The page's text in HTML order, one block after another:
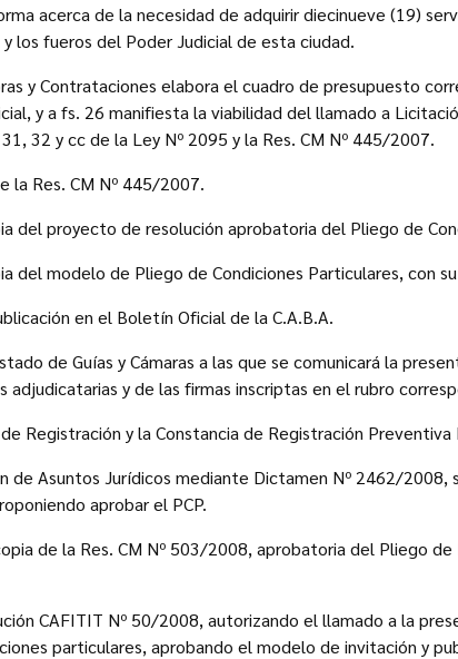
acerca de la necesidad de adquirir diecinueve (19)
los fueros del Poder Judicial de esta ciudad.
y Contrataciones elabora el cuadro de presupuesto
y a fs. 26 manifiesta la viabilidad del llamado a
32 y cc de la Ley Nº 2095 y la Res. CM Nº 445/2007.
la Res. CM Nº 445/2007.
del proyecto de resolución aprobatoria del Pliego de
del modelo de Pliego de Condiciones Particulares, con
en el Boletín Oficial de la C.A.B.A.
de Guías y Cámaras a las que se comunicará la
y de las firmas inscriptas en el rubro
Registración y la Constancia de Registración
de Asuntos Jurídicos mediante Dictamen Nº 2462/2008,
aprobar el PCP.
de la Res. CM Nº 503/2008, aprobatoria del Pliego de
CAFITIT Nº 50/2008, autorizando el llamado a la
particulares, aprobando el modelo de invitación y